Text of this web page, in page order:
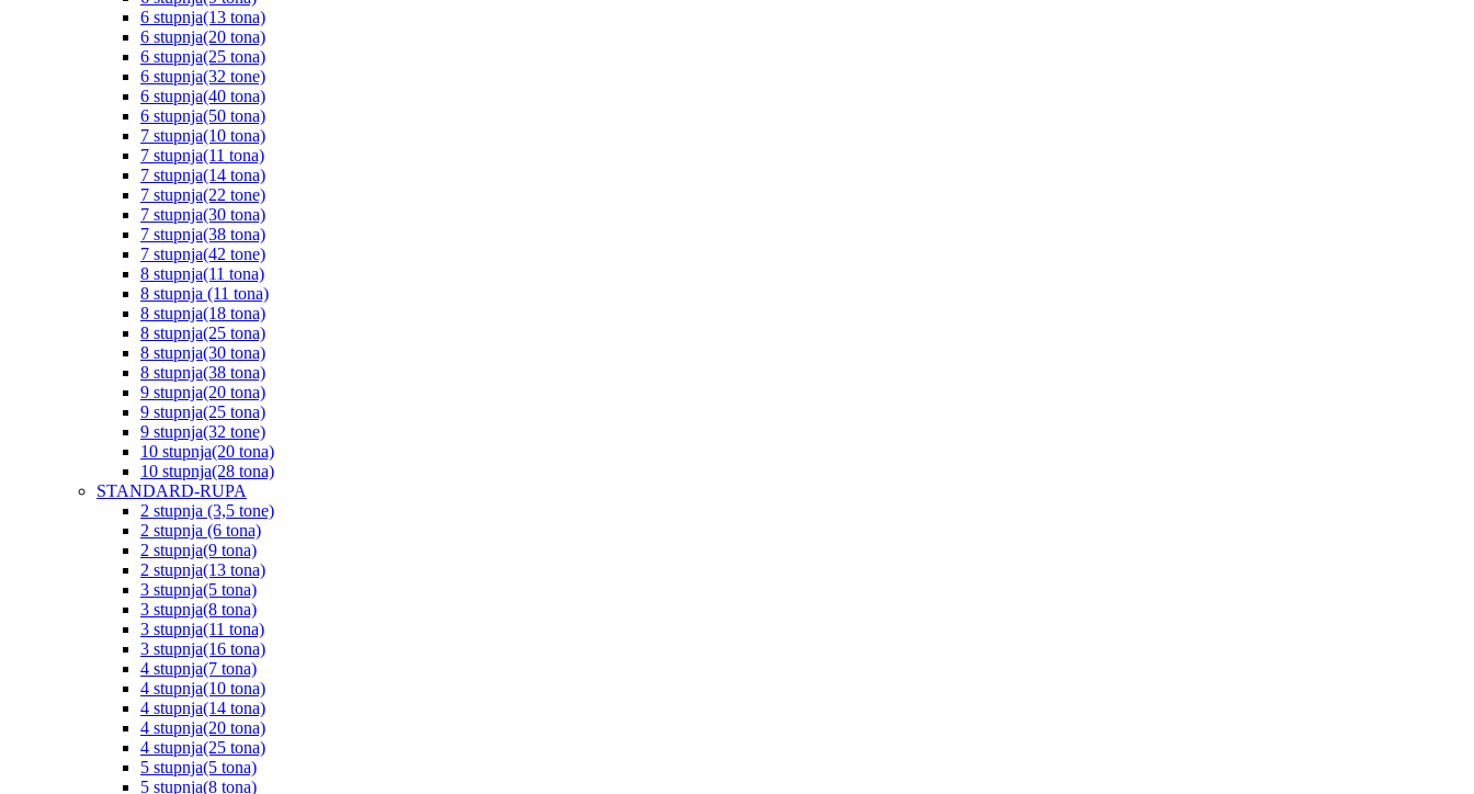
6 stupnja(13 tona)
6 stupnja(20 tona)
6 stupnja(25 tona)
6 stupnja(32 tone)
6 stupnja(40 tona)
6 stupnja(50 tona)
7 stupnja(10 tona)
7 stupnja(11 tona)
7 stupnja(14 tona)
7 stupnja(22 tone)
7 stupnja(30 tona)
7 stupnja(38 tona)
7 stupnja(42 tone)
8 stupnja(11 tona)
8 stupnja (11 tona)
8 stupnja(18 tona)
8 stupnja(25 tona)
8 stupnja(30 tona)
8 stupnja(38 tona)
9 stupnja(20 tona)
9 stupnja(25 tona)
9 stupnja(32 tone)
10 stupnja(20 tona)
10 stupnja(28 tona)
STANDARD-RUPA
2 stupnja (3,5 tone)
2 stupnja (6 tona)
2 stupnja(9 tona)
2 stupnja(13 tona)
3 stupnja(5 tona)
3 stupnja(8 tona)
3 stupnja(11 tona)
3 stupnja(16 tona)
4 stupnja(7 tona)
4 stupnja(10 tona)
4 stupnja(14 tona)
4 stupnja(20 tona)
4 stupnja(25 tona)
5 stupnja(5 tona)
5 stupnja(8 tona)